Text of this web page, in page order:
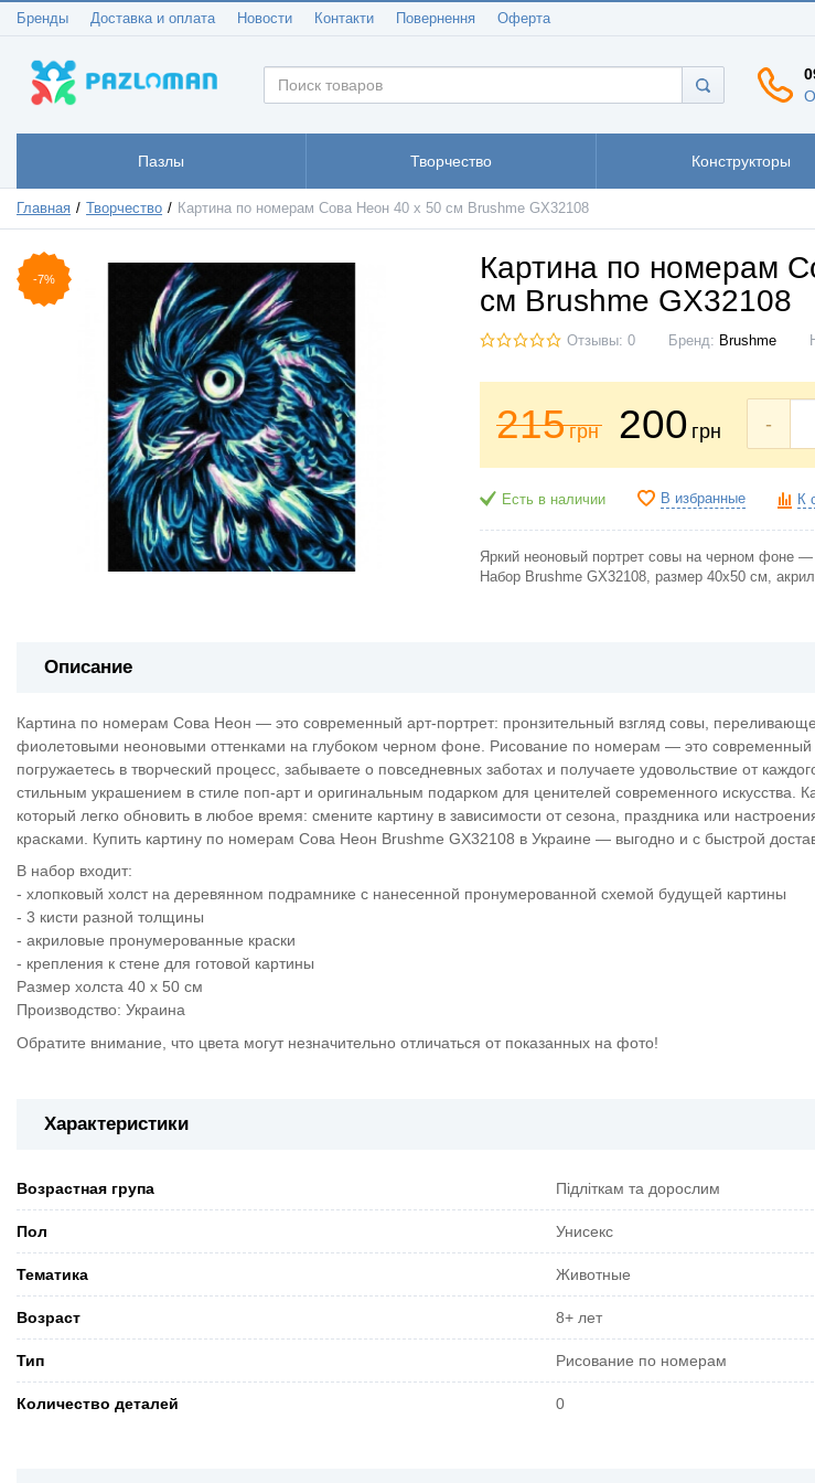
Бренды Доставка и оплата Новости Контакти Повернення Оферта
Пазлы Творчество Конструкторы
Главная Творчество Картина по номерам Сова Неон 40 х 50 см Brushme GX32108
-7%
Картина по номерам
см Brushme GX32108
Отзывы: 0 Бренд: Brushme
215грн 200 грн -
Есть в наличии В избранные К
Яркий неоновый портрет совы на черном фоне —
Набор Brushme GX32108, размер 40х50 см,
Описание
Картина по номерам Сова Неон — это современный арт-портрет: пронзительный взгляд совы,
фиолетовыми неоновыми оттенками на глубоком черном фоне. Рисование по номерам — это современный
погружаетесь в творческий процесс, забываете о повседневных заботах и получаете удовольствие от
стильным украшением в стиле поп-арт и оригинальным подарком для ценителей современного искусства.
который легко обновить в любое время: смените картину в зависимости от сезона, праздника или
красками. Купить картину по номерам Сова Неон Brushme GX32108 в Украине — выгодно и с быстрой
В набор входит:
- хлопковый холст на деревянном подрамнике с нанесенной пронумерованной схемой будущей картины
- 3 кисти разной толщины
- акриловые пронумерованные краски
- крепления к стене для готовой картины
Размер холста 40 х 50 см
Производство: Украина
Обратите внимание, что цвета могут незначительно отличаться от показанных на фото!
Характеристики
Возрастная група Підліткам та дорослим
Пол Унисекс
Тематика Животные
Возраст 8+ лет
Тип Рисование по номерам
Количество деталей 0